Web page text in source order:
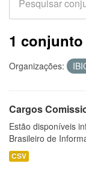
1
Organizações:
Cargos
Estão disponíveis
Brasileiro de
CSV